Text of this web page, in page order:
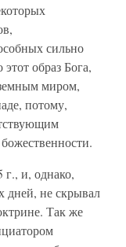
сильно
образ Бога,
миром,
потому,
г., и, однако,
дней, не скрывал
Так же